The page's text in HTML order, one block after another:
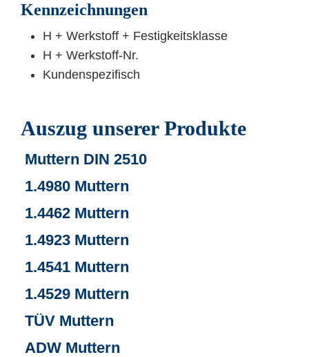
Kennzeichnungen
H + Werkstoff + Festigkeitsklasse
H + Werkstoff-Nr.
Kundenspezifisch
Auszug unserer Produkte
Muttern DIN 2510
1.4980 Muttern
1.4462 Muttern
1.4923 Muttern
1.4541 Muttern
1.4529 Muttern
TÜV Muttern
ADW Muttern